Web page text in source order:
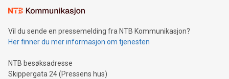
Vil du sende en pressemelding fra NTB Kommunikasjon?
Her finner du mer informasjon om tjenesten
NTB besøksadresse
Skippergata 24 (Pressens hus)